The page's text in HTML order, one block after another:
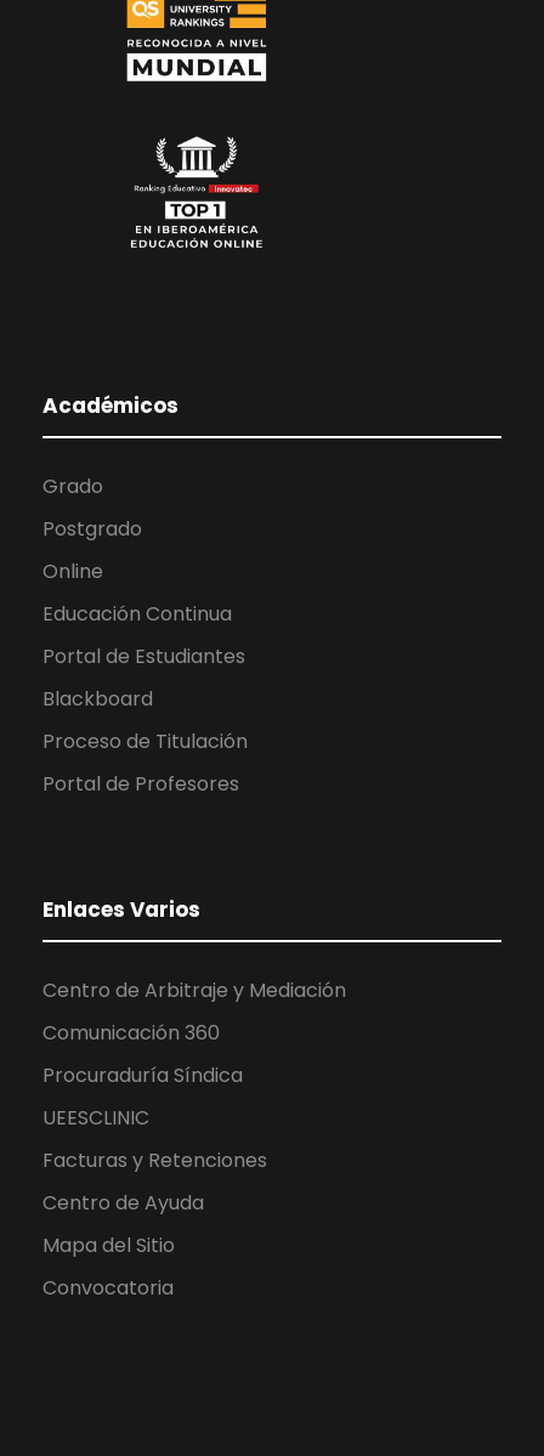
Académicos
Grado
Postgrado
Online
Educación Continua
Portal de Estudiantes
Blackboard
Proceso de Titulación
Portal de Profesores
Enlaces Varios
Centro de Arbitraje y Mediación
Comunicación 360
Procuraduría Síndica
UEESCLINIC
Facturas y Retenciones
Centro de Ayuda
Mapa del Sitio
Convocatoria